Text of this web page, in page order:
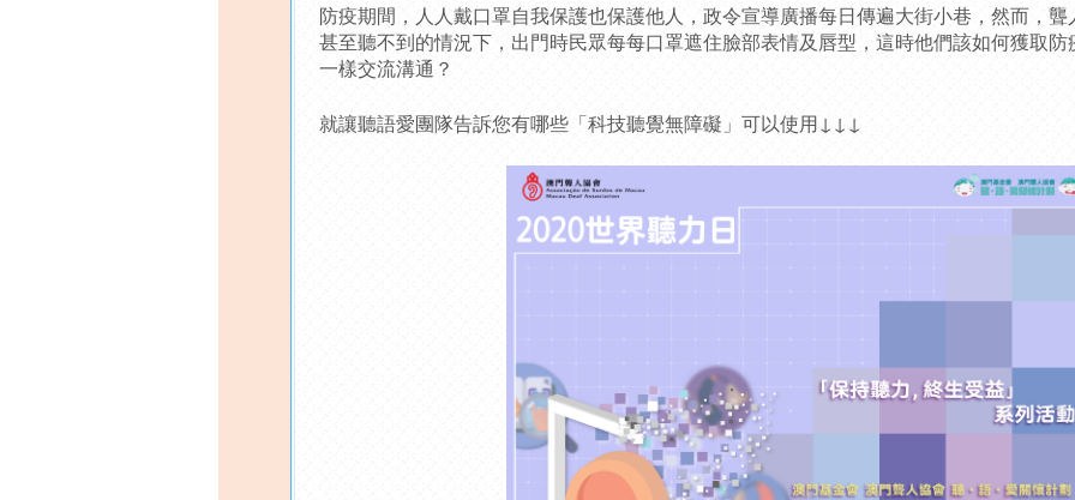
防疫期間，人人戴口罩自我保護也保護他人，政令宣導廣播每日傳遍大街小巷，然而，
甚至聽不到的情況下，出門時民眾每每口罩遮住臉部表情及唇型，這時他們該如何獲取
一樣交流溝通？
就讓聽語愛團隊告訴您有哪些「科技聽覺無障礙」可以使用↓↓↓